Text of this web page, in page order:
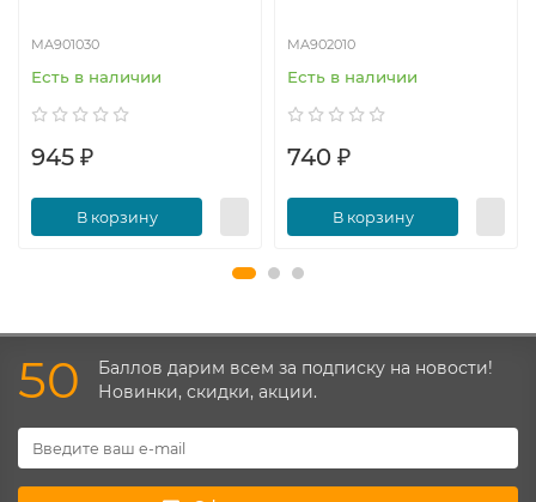
MA901030
Есть в наличии
945 ₽
В корзину
MA902010
Есть в наличии
740 ₽
В корзину
50
Баллов дарим всем за подписку на новости!
Новинки, скидки, акции.